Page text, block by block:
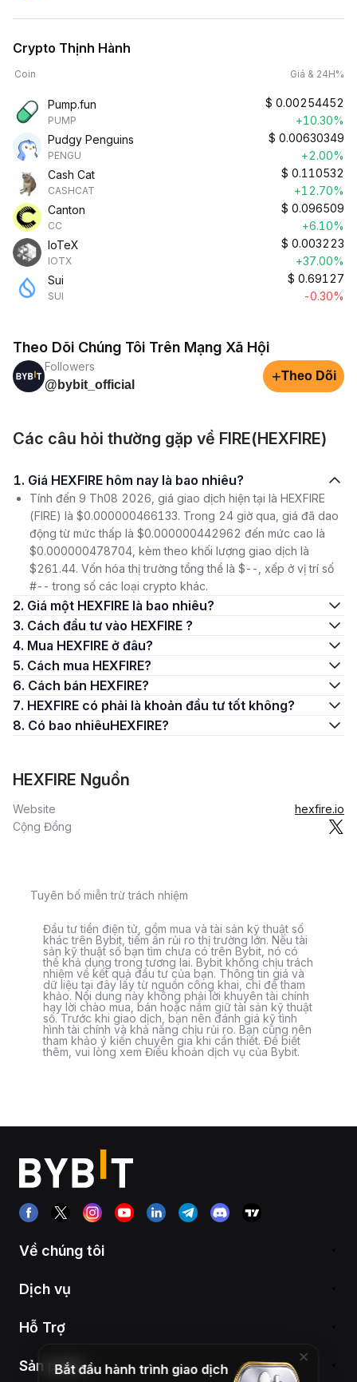
Crypto Thịnh Hành
Coin Giá & 24H%
Pump.fun
PUMP
$ 0.00254452
+10.30%
Pudgy Penguins
PENGU
$ 0.00630349
+2.00%
Cash Cat
CASHCAT
$ 0.110532
+12.70%
Canton
CC
$ 0.096509
+6.10%
IoTeX
IOTX
$ 0.003223
+37.00%
Sui
SUI
$ 0.69127
-0.30%
Theo Dõi Chúng Tôi Trên Mạng Xã Hội
Followers
@bybit_official
+Theo Dõi
Các câu hỏi thường gặp về FIRE(HEXFIRE)
1. Giá HEXFIRE hôm nay là bao nhiêu?
Tính đến 9 Th08 2026, giá giao dịch hiện tại là HEXFIRE
(FIRE) là $0.000000466133. Trong 24 giờ qua, giá đã dao
động từ mức thấp là $0.000000442962 đến mức cao là
$0.000000478704, kèm theo khối lượng giao dịch là
$261.44. Vốn hóa thị trường tổng thể là $--, xếp ở vị trí số
#-- trong số các loại crypto khác.
2. Giá một HEXFIRE là bao nhiêu?
3. Cách đầu tư vào HEXFIRE ?
4. Mua HEXFIRE ở đâu?
5. Cách mua HEXFIRE?
6. Cách bán HEXFIRE?
7. HEXFIRE có phải là khoản đầu tư tốt không?
8. Có bao nhiêuHEXFIRE?
HEXFIRE Nguồn
Website
hexfire.io
Cộng Đồng
Tuyên bố miễn trừ trách nhiệm
Đầu tư tiền điện tử, gồm mua và tài sản kỹ thuật số
khác trên Bybit, tiềm ẩn rủi ro thị trường lớn. Nếu tài
sản kỹ thuật số bạn tìm chưa có trên Bybit, nó có
thể khả dụng trong tương lai. Bybit không chịu trách
nhiệm về kết quả đầu tư của bạn. Thông tin giá và
dữ liệu tại đây lấy từ nguồn công khai, chỉ để tham
khảo. Nội dung này không phải lời khuyên tài chính
hay lời chào mua, bán hoặc nắm giữ tài sản kỹ thuật
số. Trước khi giao dịch, bạn nên đánh giá kỹ tình
hình tài chính và khả năng chịu rủi ro. Bạn cũng nên
tham khảo ý kiến chuyên gia khi cần thiết. Để biết
thêm, vui lòng xem Điều khoản dịch vụ của Bybit.
Về chúng tôi
Dịch vụ
Hỗ Trợ
Sản phẩmBắt đầu hành trình giao dịch